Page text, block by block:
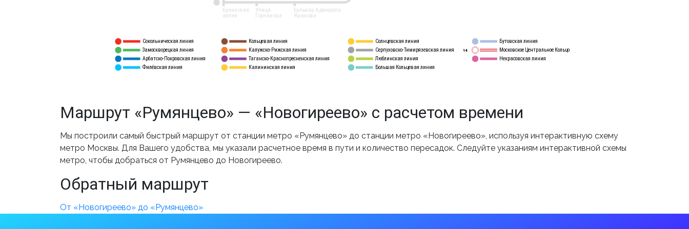
Сокольническая линия
Замоскворецкая линия
Арбатско-Покровская линия
Филёвская линия
Кольцевая линия
Калужско-Рижская линия
Таганско-Краснопресненская линия
Калининская линия
Солнцевская линия
Серпуховско-Тимирязевская линия
Люблинская линия
Бутовская линия
Московское Центральное Кольцо
Большая Кольцевая линия
Некрасовская линия
14
Бульвар Адмирала
Ушакова
Улица
Горчакова
Бунинская
аллея
Маршрут «Румянцево» — «Новогиреево» с расчетом времени
Мы построили самый быстрый маршрут от станции метро «Румянцево» до станции метро «Новогиреево», используя интерактивную схему
метро Москвы. Для Вашего удобства, мы указали расчетное время в пути и количество пересадок. Следуйте указаниям интерактивной схемы
метро, чтобы добраться от Румянцево до Новогиреево.
Обратный маршрут
От «Новогиреево» до «Румянцево»